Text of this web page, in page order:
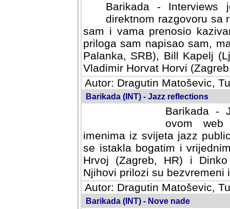
Barikada -
direktnom razgovoru sa
sam i vama prenosio
priloga sam napisao sam,
Palanka, SRB), Bill Kapelj
Vladimir Horvat Horvi
Autor: Dragutin Matoševic,
Barikada (INT) - Jazz reflections
Barikada -
ovom web
imenima iz svijeta jazz
se istakla bogatim i
Hrvoj (Zagreb, HR) i
Njihovi prilozi su bezvremeni
Autor: Dragutin Matoševic,
Barikada (INT) - Nove nade